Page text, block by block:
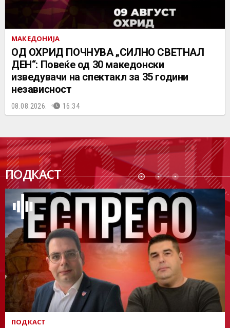
МАКЕДОНИЈА
ОД ОХРИД ПОЧНУВА „СИЛНО СВЕТНАЛ
ДЕН“: Повеќе од 30 македонски
изведувачи на спектакл за 35 години
независност
08.08.2026. 16:34
ПОДКАСТ
ПОДК
АСТ
ПОДКАСТ